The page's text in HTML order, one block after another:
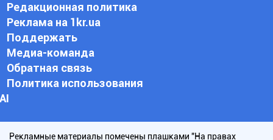
Редакционная политика
Реклама на 1kr.ua
Поддержать
Медиа-команда
Обратная связь
Политика использования
АI
Рекламные материалы помечены плашками "На правах